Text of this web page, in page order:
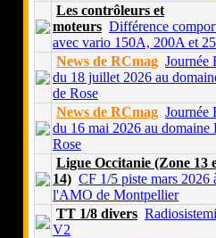
Les contrôleurs et
moteurs Différence
avec vario 150A, 200A et
News de RCmag Journée
du 18 juillet 2026 au
de Rose
News de RCmag Journée
du 16 mai 2026 au domaine
Rose
Ligue Occitanie (Zone 13
14) CF 1/5 piste mars 2026
l'AMO de Montpellier
TT 1/8 divers
V2